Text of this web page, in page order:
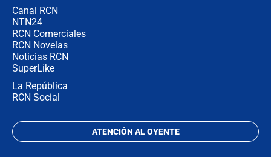
Canal RCN
NTN24
RCN Comerciales
RCN Novelas
Noticias RCN
SuperLike
La República
RCN Social
ATENCIÓN AL OYENTE